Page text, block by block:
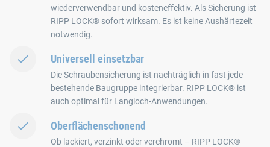
wiederverwendbar und kosteneffektiv. Als Sicherung ist
RIPP LOCK® sofort wirksam. Es ist keine Aushärtezeit
notwendig.
Universell einsetzbar
Die Schraubensicherung ist nachträglich in fast jede
bestehende Baugruppe integrierbar. RIPP LOCK® ist
auch optimal für Langloch-Anwendungen.
Oberflächenschonend
Ob lackiert, verzinkt oder verchromt – RIPP LOCK®